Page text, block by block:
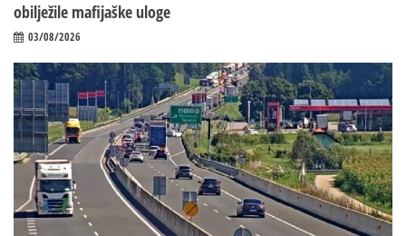
obilježile mafijaške uloge
03/08/2026